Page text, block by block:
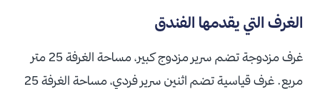
الغرف التي يقدمها الفندق
غرف مزدوجة تضم سرير مزدوج كبير، مساحة الغرفة 25 متر
مربع. غرف قياسية تضم اثنين سرير فردي، مساحة الغرفة 25